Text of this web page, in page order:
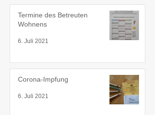
Termine des Betreuten
Wohnens
6. Juli 2021
Corona-Impfung
6. Juli 2021